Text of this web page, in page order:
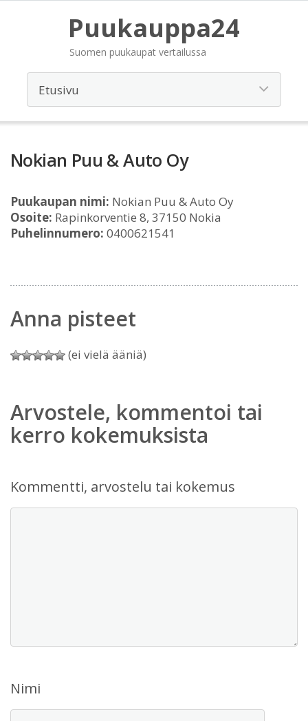
Puukauppa24
Suomen puukaupat vertailussa
Nokian Puu & Auto Oy
Puukaupan nimi: Nokian Puu & Auto Oy
Osoite: Rapinkorventie 8, 37150 Nokia
Puhelinnumero: 0400621541
Anna pisteet
(ei vielä ääniä)
Arvostele, kommentoi tai
kerro kokemuksista
Kommentti, arvostelu tai kokemus
Nimi